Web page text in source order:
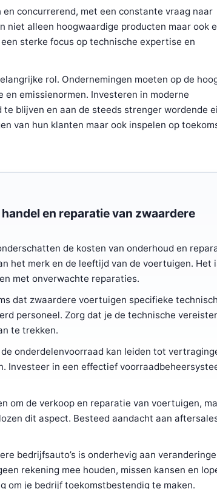
concurrerend, met een constante vraag naar
alleen hoogwaardige producten maar ook
sterke focus op technische expertise en
rol. Ondernemingen moeten op de
emissienormen. Investeren in moderne
blijven en aan de steeds strenger wordende
van hun klanten maar ook inspelen op
en reparatie van zwaardere
de kosten van onderhoud en
het merk en de leeftijd van de voertuigen. Het
met onverwachte reparaties.
dat zwaardere voertuigen specifieke
personeel. Zorg dat je de technische
te trekken.
onderdelenvoorraad kan leiden tot
Investeer in een effectief
om de verkoop en reparatie van voertuigen,
dit aspect. Besteed aandacht aan
bedrijfsauto’s is onderhevig aan
rekening mee houden, missen kansen en
om je bedrijf toekomstbestendig te maken.